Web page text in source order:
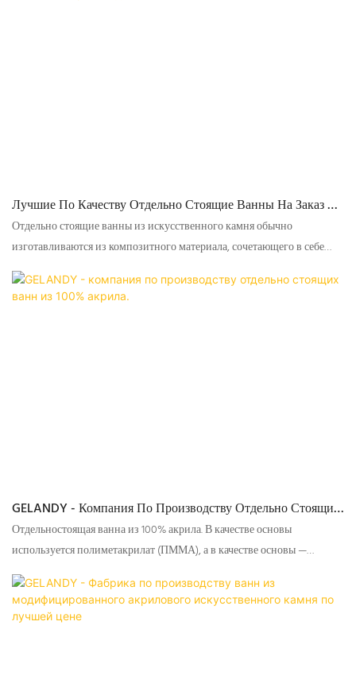
Лучшие По Качеству Отдельно Стоящие Ванны На Заказ От
Китайских Производителей.
Отдельно стоящие ванны из искусственного камня обычно
изготавливаются из композитного материала, сочетающего в себе
гидроксидный порошок, смолу и другие добавки. В результате
получается прочная и непористая поверхность, устойчивая к пятнам,
GELANDY - Компания По Производству Отдельно Стоящих
Ванн Из 100% Акрила.
Отдельностоящая ванна из 100% акрила. В качестве основы
используется полиметакрилат (ПММА), а в качестве основы —
высококачественный порошок гидроксида алюминия.